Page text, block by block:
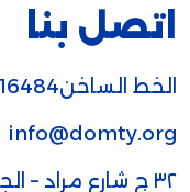
اتصل بنا
الخط الساخن16484
info@domty.org